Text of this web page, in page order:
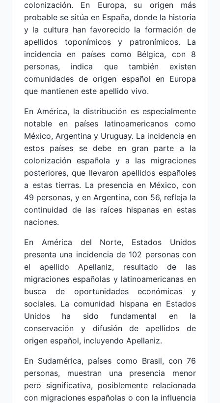
colonización. En Europa, su origen más
probable se sitúa en España, donde la historia
y la cultura han favorecido la formación de
apellidos toponímicos y patronímicos. La
incidencia en países como Bélgica, con 8
personas, indica que también existen
comunidades de origen español en Europa
que mantienen este apellido vivo.
En América, la distribución es especialmente
notable en países latinoamericanos como
México, Argentina y Uruguay. La incidencia en
estos países se debe en gran parte a la
colonización española y a las migraciones
posteriores, que llevaron apellidos españoles
a estas tierras. La presencia en México, con
49 personas, y en Argentina, con 56, refleja la
continuidad de las raíces hispanas en estas
naciones.
En América del Norte, Estados Unidos
presenta una incidencia de 102 personas con
el apellido Apellaniz, resultado de las
migraciones españolas y latinoamericanas en
busca de oportunidades económicas y
sociales. La comunidad hispana en Estados
Unidos ha sido fundamental en la
conservación y difusión de apellidos de
origen español, incluyendo Apellaniz.
En Sudamérica, países como Brasil, con 76
personas, muestran una presencia menor
pero significativa, posiblemente relacionada
con migraciones españolas o con la influencia